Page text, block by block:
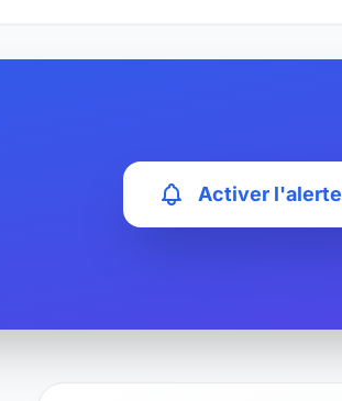
Activer l'alerte